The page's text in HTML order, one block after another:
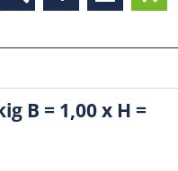
B = 1,00 x H =